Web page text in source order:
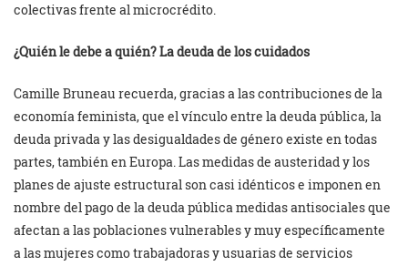
colectivas frente al microcrédito.
¿Quién le debe a quién? La deuda de los cuidados
Camille Bruneau recuerda, gracias a las contribuciones de la
economía feminista, que el vínculo entre la deuda pública, la
deuda privada y las desigualdades de género existe en todas
partes, también en Europa. Las medidas de austeridad y los
planes de ajuste estructural son casi idénticos e imponen en
nombre del pago de la deuda pública medidas antisociales que
afectan a las poblaciones vulnerables y muy específicamente
a las mujeres como trabajadoras y usuarias de servicios